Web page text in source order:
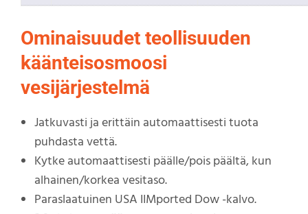
Ominaisuudet teollisuuden
käänteisosmoosi
vesijärjestelmä
Jatkuvasti ja erittäin automaattisesti tuota
puhdasta vettä.
Kytke automaattisesti päälle/pois päältä, kun
alhainen/korkea vesitaso.
Paraslaatuinen USA IIMported Dow -kalvo.